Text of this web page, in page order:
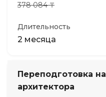
378 084 ₸
Длительность
2 месяца
Переподготовка на
архитектора